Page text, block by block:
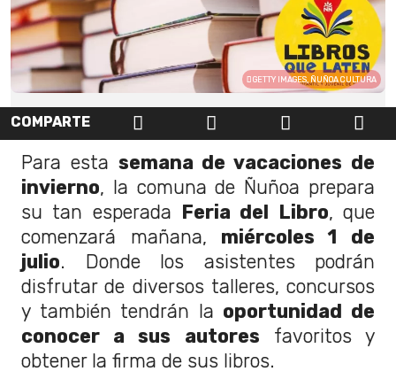
GETTY IMAGES, ÑUÑOA CULTURA
COMPARTE
Para esta semana de vacaciones de
invierno, la comuna de Ñuñoa prepara
su tan esperada Feria del Libro, que
comenzará mañana, miércoles 1 de
julio. Donde los asistentes podrán
disfrutar de diversos talleres, concursos
y también tendrán la oportunidad de
conocer a sus autores favoritos y
obtener la firma de sus libros.